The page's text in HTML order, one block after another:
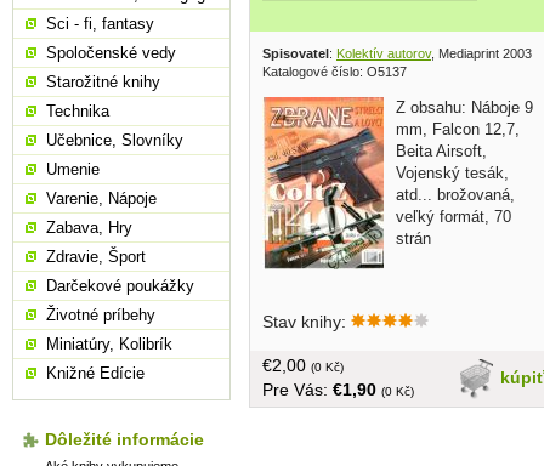
Spisovatel: Kolektív autorov, Mediaprint 2003
Katalogové číslo: O5137
Z obsahu: Náboje 9
mm, Falcon 12,7,
Beita Airsoft,
Vojenský tesák,
atd... brožovaná,
veľký formát, 70
strán
Stav knihy:
kúpiť
€2,00 (0 Kč)
Pre Vás: €1,90 (0 Kč)
Sci - fi, fantasy
Spoločenské vedy
Starožitné knihy
Technika
Učebnice, Slovníky
Umenie
Varenie, Nápoje
Zabava, Hry
Zdravie, Šport
Darčekové poukážky
Životné príbehy
Miniatúry, Kolibrík
Knižné Edície
Dôležité informácie